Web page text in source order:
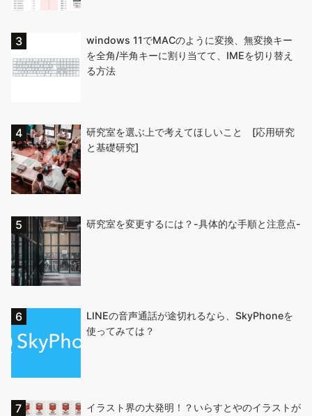
windows 11でMACのように変換、無変換キー
を全角/半角キーに割り当てて、IMEを切り替え
る方法
研究室を選ぶ上で考えてほしいこと [応用研究
と基礎研究]
研究室を変更するには？-具体的な手順と注意点-
LINEの音声通話が途切れるなら、SkyPhoneを
使ってみては？
イラスト界の大発明！？いらすとやのイラストが